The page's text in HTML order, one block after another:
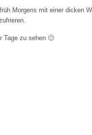
Morgens mit einer dicken
Tage zu sehen 🙂